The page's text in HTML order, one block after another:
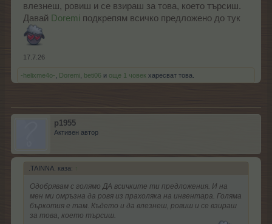
влезнеш, ровиш и се взираш за това, което търсиш.
Давай Doremi подкрепям всичко предложено до тук
17.7.26
-helixme4o- Doremi beti06 и още 1 човек харесват това.
p1955
Активен автор
.TAINNA. каза: ↑
Одобрявам с голямо ДА всичките ти предложения. И на
мен ми омръзна да ровя из прахоляка на инвентара. Голяма
бъркотия е там. Където и да влезнеш, ровиш и се взираш
за това, което търсиш.